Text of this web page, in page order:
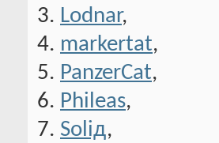
Lodnar,
markertat,
PanzerCat,
Phileas,
Soliд,